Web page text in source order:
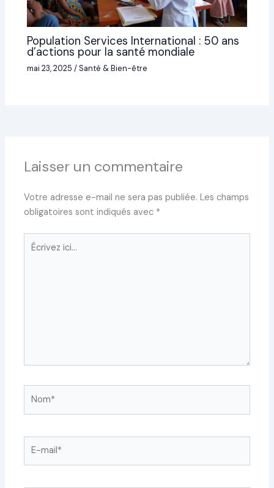
Population Services International : 50 ans
d’actions pour la santé mondiale
mai 23, 2025/Santé & Bien-être
Laisser un commentaire
Votre adresse e-mail ne sera pas publiée. Les champs
obligatoires sont indiqués avec *
Écrivez